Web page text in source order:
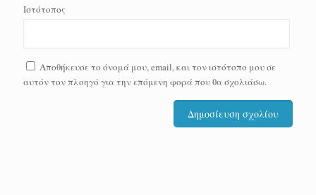
Ιστότοπος
Αποθήκευσε το όνομά μου, email, και τον ιστότοπο μου σε
αυτόν τον πλοηγό για την επόμενη φορά που θα σχολιάσω.